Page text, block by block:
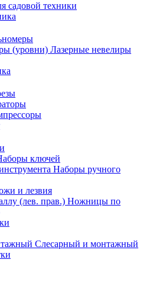
садовой техники
Лазерные невелиры
ключей
Наборы ручного
и лезвия
Ножницы по
Слесарный и монтажный